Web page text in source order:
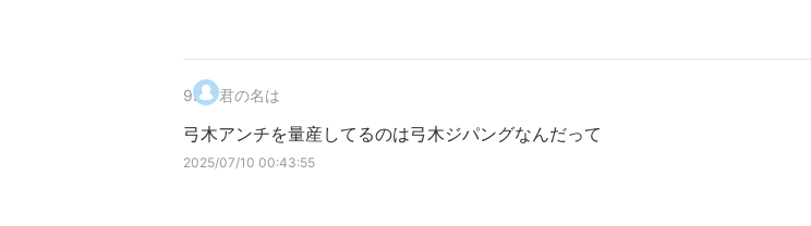
9. 君の名は
弓木アンチを量産してるのは弓木ジパングなんだって
2025/07/10 00:43:55